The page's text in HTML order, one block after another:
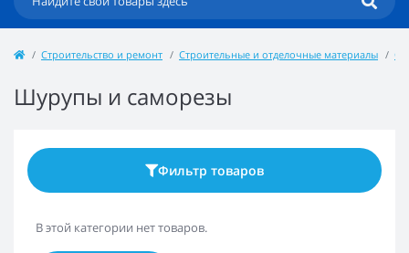
Строительство и ремонт Строительные и отделочные материалы
Шурупы и саморезы
Фильтр товаров
В этой категории нет товаров.